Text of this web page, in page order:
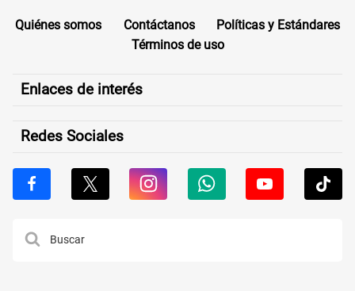
Quiénes somos Contáctanos
Políticas y Estándares
Términos de uso
Enlaces de interés
Redes Sociales